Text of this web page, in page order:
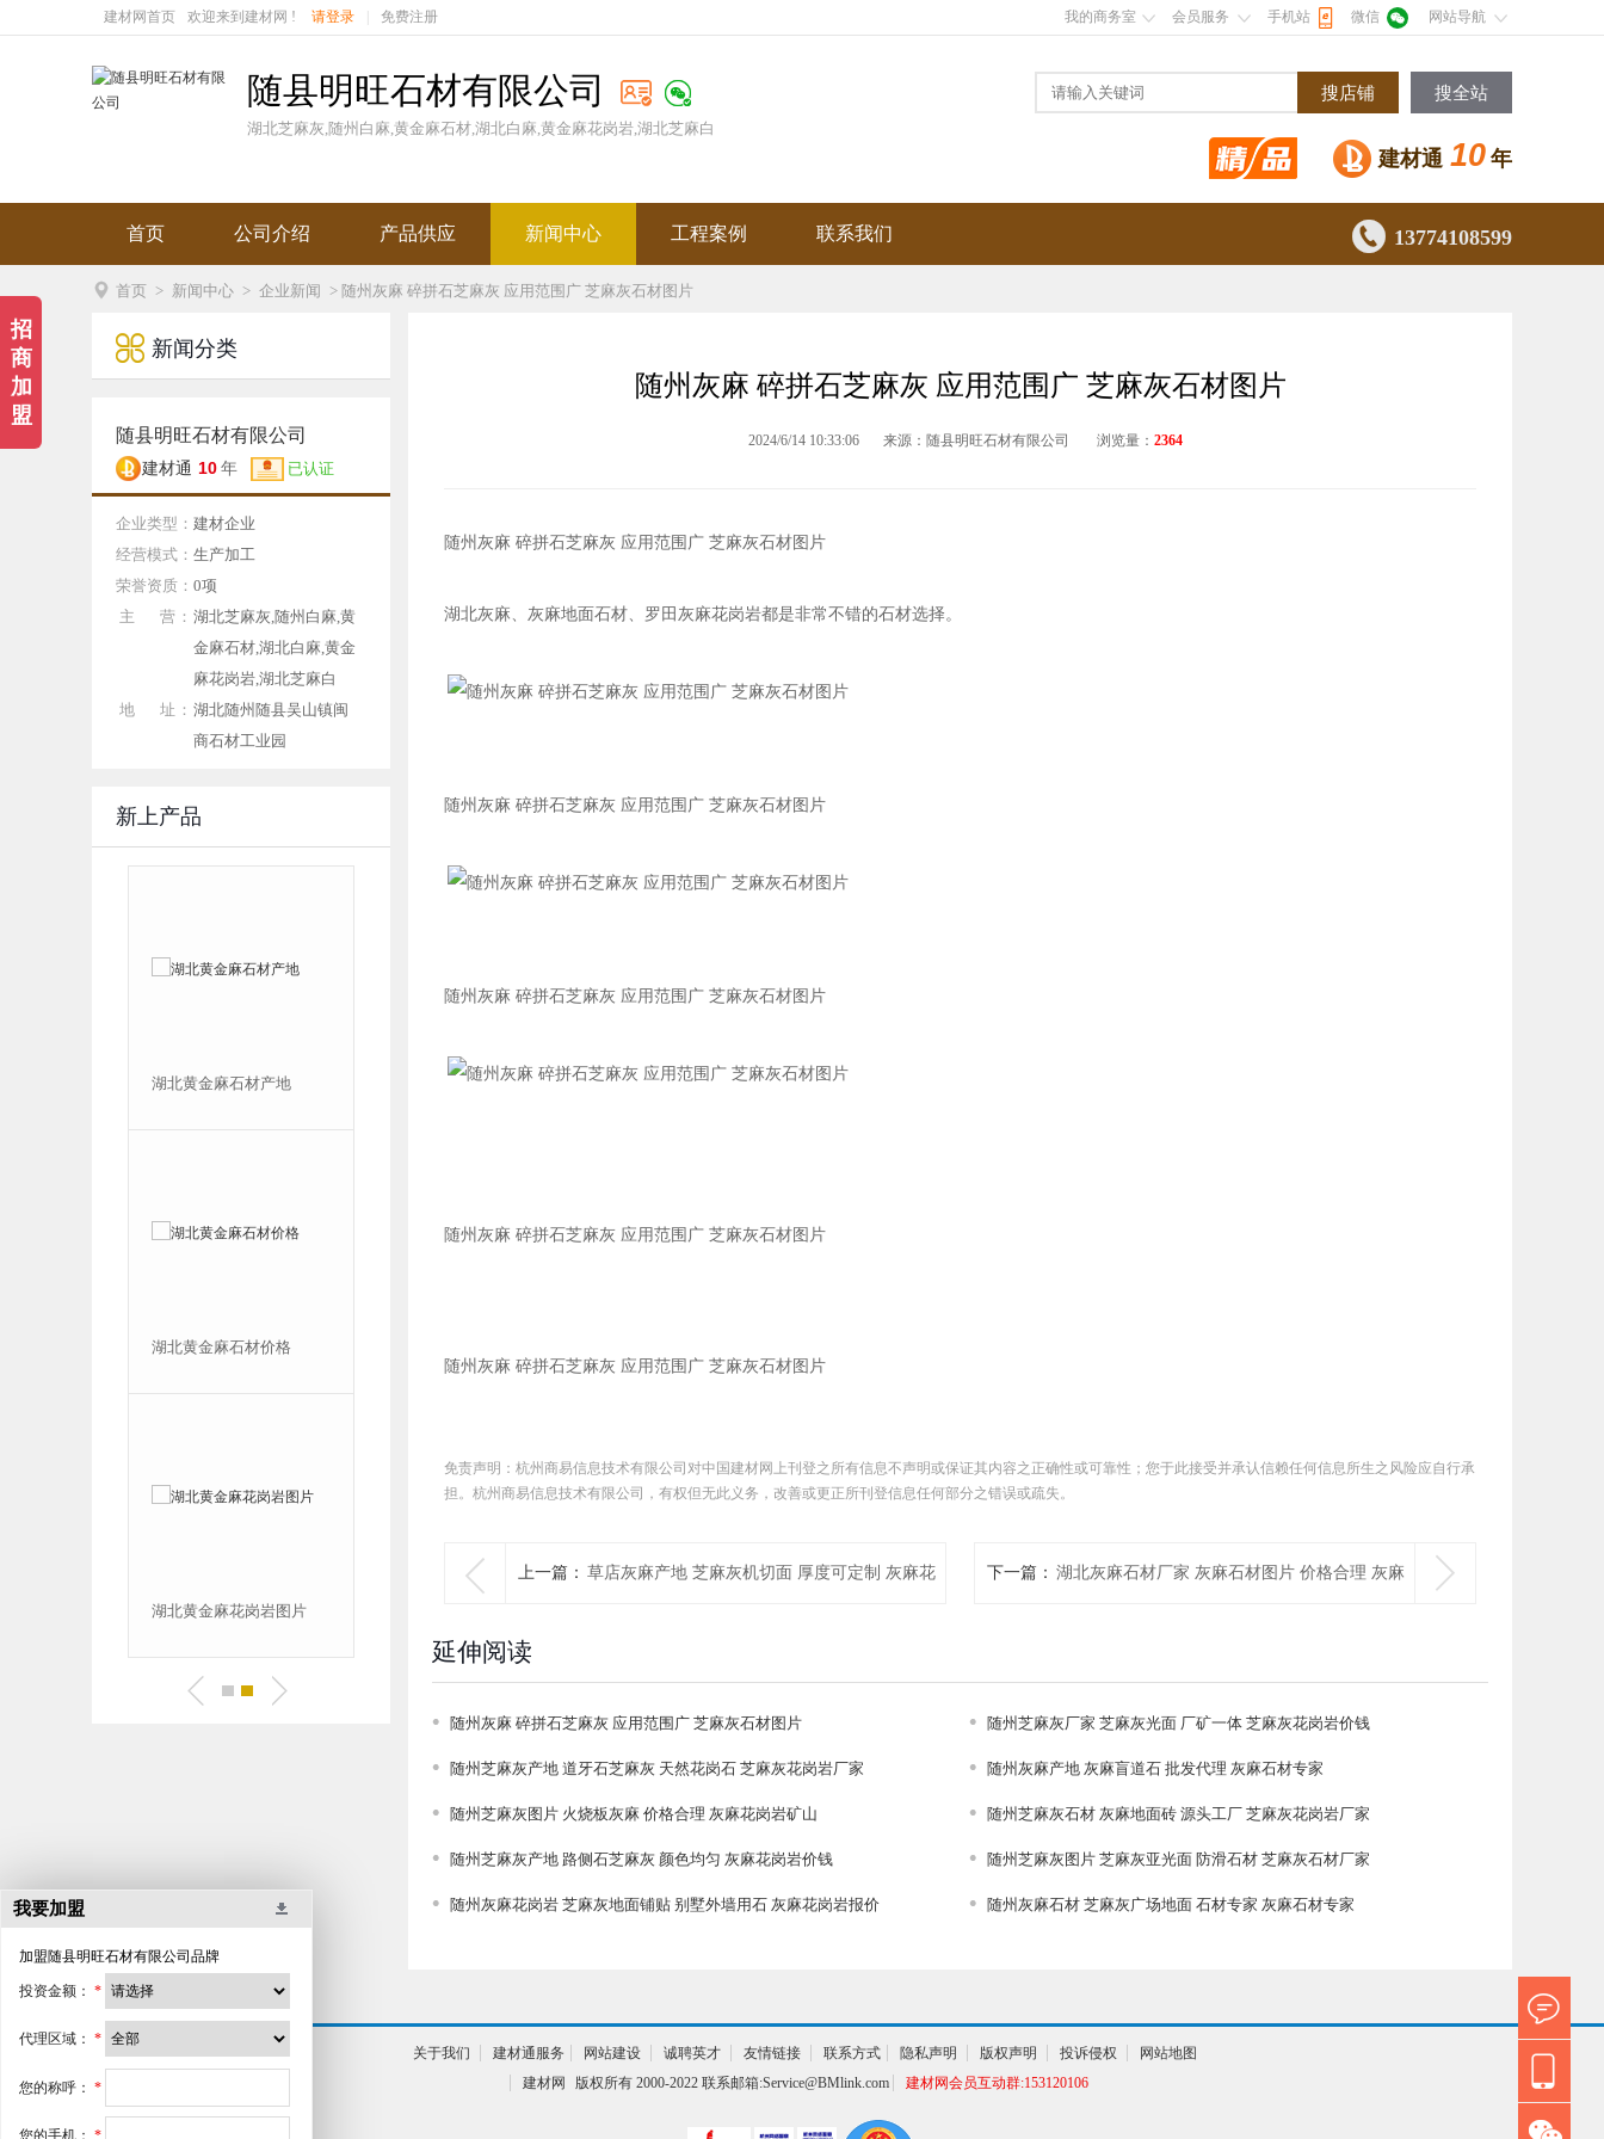
建材网首页 欢迎来到建材网 ! 请登录 免费注册 我的商务室 会员服务 手机站 微信 网站导航
随县明旺石材有限公司
湖北芝麻灰,随州白麻,黄金麻石材,湖北白麻,黄金麻花岗岩,湖北芝麻白
搜店铺 搜全站
建材通 10 年
首页 公司介绍 产品供应 新闻中心 工程案例 联系我们  13774108599
 首页 > 新闻中心 > 企业新闻 > 随州灰麻 碎拼石芝麻灰 应用范围广 芝麻灰石材图片
随州灰麻 碎拼石芝麻灰 应用范围广 芝麻灰石材图片
2024/6/14 10:33:06 来源：随县明旺石材有限公司 浏览量： 2364
随州灰麻 碎拼石芝麻灰 应用范围广 芝麻灰石材图片
湖北灰麻、灰麻地面石材、罗田灰麻花岗岩都是非常不错的石材选择。
随州灰麻 碎拼石芝麻灰 应用范围广 芝麻灰石材图片
随州灰麻 碎拼石芝麻灰 应用范围广 芝麻灰石材图片
随州灰麻 碎拼石芝麻灰 应用范围广 芝麻灰石材图片
随州灰麻 碎拼石芝麻灰 应用范围广 芝麻灰石材图片
免责声明：杭州商易信息技术有限公司对中国建材网上刊登之所有信息不声明或保证其内容之正确性或可靠性；您于此接受并承认信赖任何信息所生之风险应自行承
担。杭州商易信息技术有限公司，有权但无此义务，改善或更正所刊登信息任何部分之错误或疏失。
 上一篇： 草店灰麻产地 芝麻灰机切面 厚度可定制 灰麻花 下一篇： 湖北灰麻石材厂家 灰麻石材图片 价格合理 灰麻 
延伸阅读
随州灰麻 碎拼石芝麻灰 应用范围广 芝麻灰石材图片 随州芝麻灰厂家 芝麻灰光面 厂矿一体 芝麻灰花岗岩价钱
随州芝麻灰产地 道牙石芝麻灰 天然花岗石 芝麻灰花岗岩厂家 随州灰麻产地 灰麻盲道石 批发代理 灰麻石材专家
随州芝麻灰图片 火烧板灰麻 价格合理 灰麻花岗岩矿山 随州芝麻灰石材 灰麻地面砖 源头工厂 芝麻灰花岗岩厂家
随州芝麻灰产地 路侧石芝麻灰 颜色均匀 灰麻花岗岩价钱 随州芝麻灰图片 芝麻灰亚光面 防滑石材 芝麻灰石材厂家
随州灰麻花岗岩 芝麻灰地面铺贴 别墅外墙用石 灰麻花岗岩报价 随州灰麻石材 芝麻灰广场地面 石材专家 灰麻石材专家
 新闻分类
随县明旺石材有限公司
建材通 10 年 已认证
企业类型： 建材企业
经营模式： 生产加工
荣誉资质： 0项
主 营： 湖北芝麻灰,随州白麻,黄
金麻石材,湖北白麻,黄金
麻花岗岩,湖北芝麻白
地 址： 湖北随州随县吴山镇闽
商石材工业园
新上产品
湖北黄金麻石材产地
湖北黄金麻石材价格
湖北黄金麻花岗岩图片
我要加盟
加盟随县明旺石材有限公司 品牌
投资金额： *
代理区域： *
您的称呼： *
您的手机： *
关于我们 建材通服务 网站建设 诚聘英才 友情链接 联系方式 隐私声明 版权声明 投诉侵权
网站地图
建材网
版权所有 2000-2022 联系邮箱:Service@BMlink.com 建材网会员互动群:153120106
招
商
加
盟